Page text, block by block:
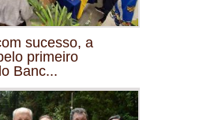
sucesso, a
primeiro
Banc...